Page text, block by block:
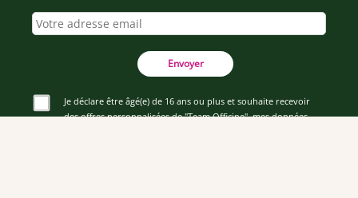
Envoyer
Je déclare être âgé(e) de 16 ans ou plus et souhaite recevoir
des offres personnalisées de "Team Officine", mes données